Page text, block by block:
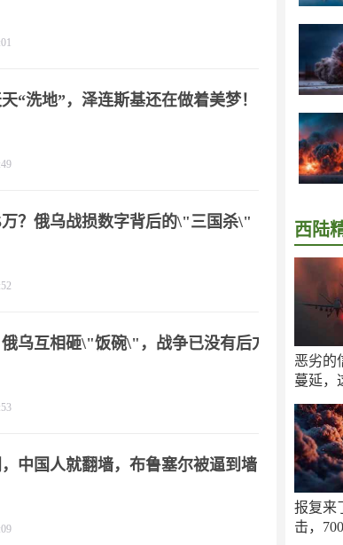
西陆
恶劣的
蔓延，
报复来
击，
“洗地”，泽连斯基还在做着美梦！
万？俄乌战损数字背后的\"三国杀\"
乌互相砸\"饭碗\"，战争已没有后方
中国人就翻墙，布鲁塞尔被逼到墙